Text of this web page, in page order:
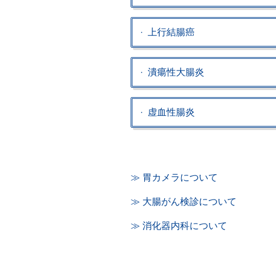
上行結腸癌
潰瘍性大腸炎
虚血性腸炎
≫ 胃カメラについて
≫ 大腸がん検診について
≫ 消化器内科について